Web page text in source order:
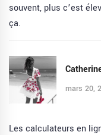
souvent, plus c’est
ça.
mars 20,
Les calculateurs en